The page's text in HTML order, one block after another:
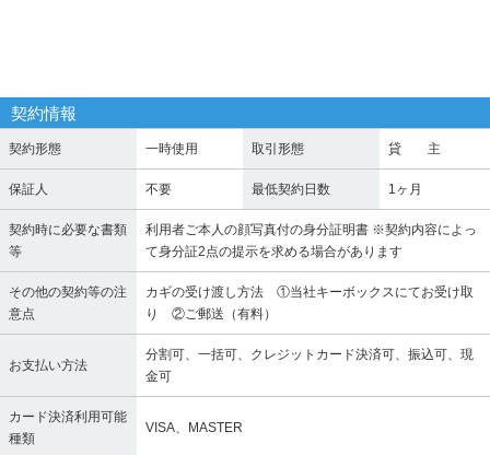
契約情報
契約形態 一時使用 取引形態 貸 主
保証人 不要 最低契約日数 1ヶ月
契約時に必要な書類
等
利用者ご本人の顔写真付の身分証明書 ※契約内容によっ
て身分証2点の提示を求める場合があります
その他の契約等の注
意点
カギの受け渡し方法 ①当社キーボックスにてお受け取
り ②ご郵送（有料）
お支払い方法
分割可、一括可、クレジットカード決済可、振込可、現
金可
カード決済利用可能
種類
VISA、MASTER